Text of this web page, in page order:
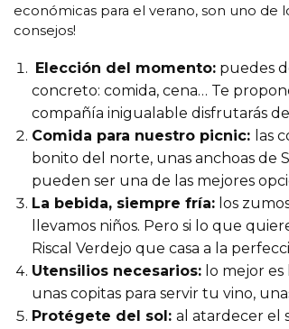
económicas para el verano, son uno de
consejos!
Elección del momento: puedes
concreto: comida, cena… Te
compañía inigualable disfrutarás
Comida para nuestro picnic: las
bonito del norte, unas anchoas de
pueden ser una de las mejores
La bebida, siempre fría: los
llevamos niños. Pero si lo que
Riscal Verdejo que casa a la
Utensilios necesarios: lo mejor
unas copitas para servir tu vino,
Protégete del sol: al atardecer el